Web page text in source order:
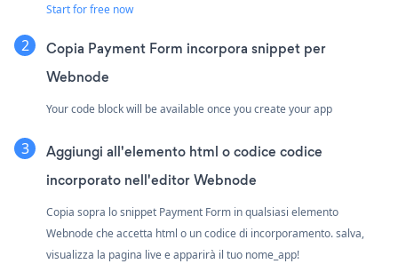
Start for free now
Copia Payment Form incorpora snippet per
Webnode
Your code block will be available once you create your app
Aggiungi all'elemento html o codice codice
incorporato nell'editor Webnode
Copia sopra lo snippet Payment Form in qualsiasi elemento
Webnode che accetta html o un codice di incorporamento. salva,
visualizza la pagina live e apparirà il tuo nome_app!